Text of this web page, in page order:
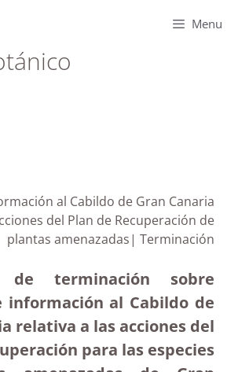
Menu
al Cabildo de Gran Canaria
del Plan de Recuperación de
plantas amenazadas| Terminación
de terminación sobre
información al Cabildo de
relativa a las acciones del
para las especies